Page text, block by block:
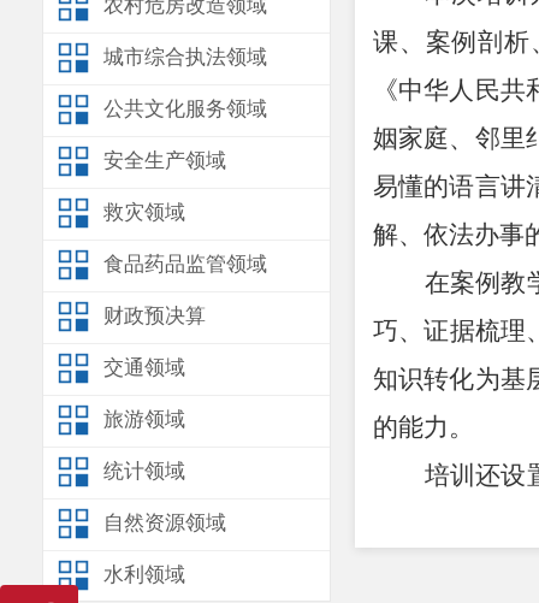
农村危房改造领域
城市综合执法领域
公共文化服务领域
安全生产领域
救灾领域
食品药品监管领域
财政预决算
交通领域
旅游领域
统计领域
自然资源领域
水利领域
课、案例剖析
《中华人民
姻家庭、邻里
易懂的语言讲
解、依法办事
在案例教
巧、证据梳理
知识转化为基
的能力。
培训还设